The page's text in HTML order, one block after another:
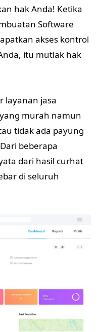
hak Anda! Ketika
Software
akses kontrol
itu mutlak hak
layanan jasa
murah namun
tidak ada payung
beberapa
dari hasil curhat
di seluruh